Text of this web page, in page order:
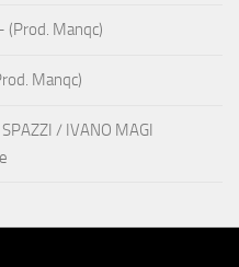
(Prod. Manqc)
Manqc)
SPAZZI / IVANO MAGI